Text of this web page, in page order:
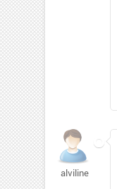
alviline